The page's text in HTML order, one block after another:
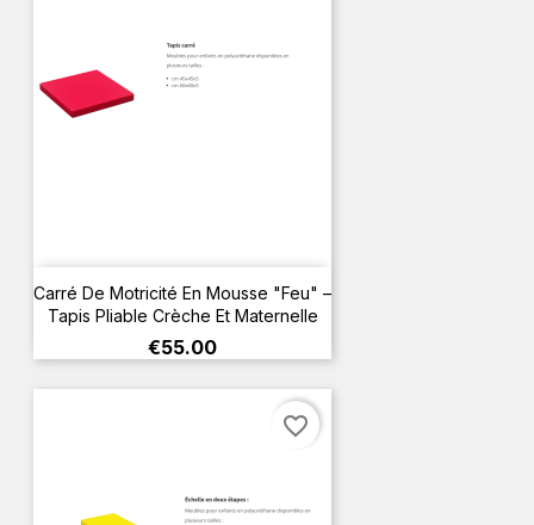
Carré De Motricité En Mousse "Feu" –
Tapis Pliable Crèche Et Maternelle
Price
€55.00
favorite_border